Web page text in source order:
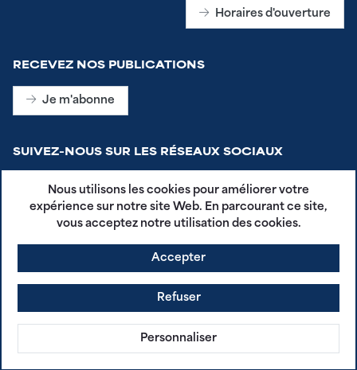
Horaires d'ouverture
RECEVEZ NOS PUBLICATIONS
Je m'abonne
SUIVEZ-NOUS SUR LES RÉSEAUX SOCIAUX
Mentions légales
agdg.fr
Nous utilisons les cookies pour améliorer votre
expérience sur notre site Web. En parcourant ce site,
vous acceptez notre utilisation des cookies.
Accepter
Refuser
Personnaliser